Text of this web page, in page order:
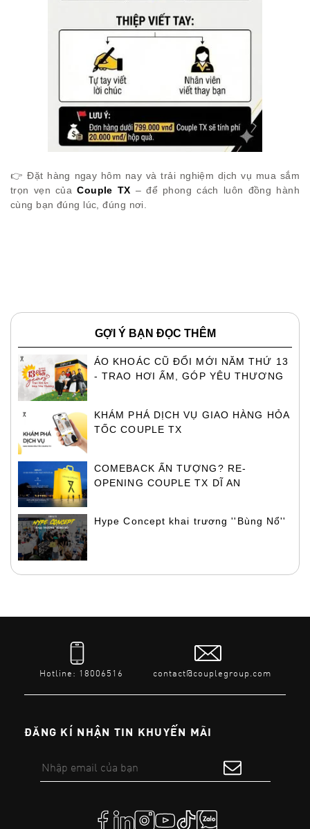
👉 Đặt hàng ngay hôm nay và trải nghiệm dịch vụ mua sắm
trọn vẹn củaCouple TX – để phong cách luôn đồng hành
cùng bạn đúng lúc, đúng nơi.
GỢI Ý BẠN ĐỌC THÊM
ÁO KHOÁC CŨ ĐỔI MỚI NĂM THỨ 13
- TRAO HƠI ẤM, GÓP YÊU THƯƠNG
KHÁM PHÁ DỊCH VỤ GIAO HÀNG HỎA
TỐC COUPLE TX
COMEBACK ẤN TƯỢNG? RE-
OPENING COUPLE TX DĨ AN
Hype Concept khai trương ''Bùng Nổ''
Hotline: 18006516 contact@couplegroup.com
ĐĂNG KÍ NHẬN TIN KHUYẾN MÃI